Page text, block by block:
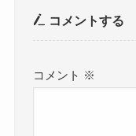
コメントする
コメント ※